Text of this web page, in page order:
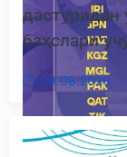
дастуридан
баҳслари
09.08.2026